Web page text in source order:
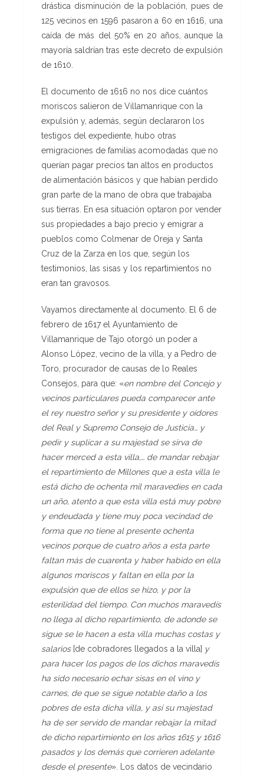
drástica disminución de la población, pues de
125 vecinos en 1596 pasaron a 60 en 1616, una
caída de más del 50% en 20 años, aunque la
mayoría saldrían tras este decreto de expulsión
de 1610.
El documento de 1616 no nos dice cuántos
moriscos salieron de Villamanrique con la
expulsión y, además, según declararon los
testigos del expediente, hubo otras
emigraciones de familias acomodadas que no
querían pagar precios tan altos en productos
de alimentación básicos y que habían perdido
gran parte de la mano de obra que trabajaba
sus tierras. En esa situación optaron por vender
sus propiedades a bajo precio y emigrar a
pueblos como Colmenar de Oreja y Santa
Cruz de la Zarza en los que, según los
testimonios, las sisas y los repartimientos no
eran tan gravosos.
Vayamos directamente al documento. El 6 de
febrero de 1617 el Ayuntamiento de
Villamanrique de Tajo otorgó un poder a
Alonso Ló­pez, vecino de la villa, y a Pedro de
Toro, procurador de causas de lo Reales
Consejos, para que: «en nombre del Concejo y
vecinos particulares pueda comparecer ante
el rey nuestro señor y su presidente y oidores
del Real y Supremo Consejo de Justicia… y
pedir y suplicar a su majestad se sirva de
hacer merced a esta villa,… de mandar rebajar
el repartimiento de Millones que a esta villa le
está dicho de ochenta mil maravedíes en cada
un año, atento a que esta villa está muy pobre
y endeudada y tiene muy poca vecindad de
forma que no tiene al presente ochenta
vecinos porque de cuatro años a esta parte
faltan más de cuarenta y haber habido en ella
algunos moriscos y faltan en ella por la
expulsión que de ellos se hizo, y por la
esterilidad del tiempo. Con muchos maravedís
no llega al dicho repartimiento, de adonde se
sigue se le hacen a esta villa muchas costas y
salarios [de cobradores llegados a la villa] y
para hacer los pagos de los dichos maravedís
ha sido necesario echar sisas en el vino y
carnes, de que se sigue notable daño a los
pobres de esta dicha villa, y así su majestad
ha de ser servido de mandar rebajar la mitad
de dicho repartimiento en los años 1615 y 1616
pasados y los demás que corrieren adelante
desde el presente». Los datos de vecindario